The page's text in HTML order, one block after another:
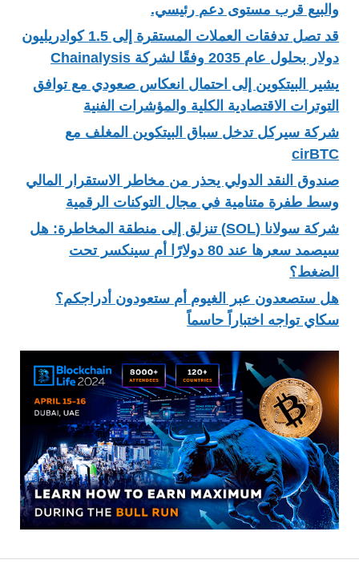
والبيع قرب مستوى دعم رئيسي.
قد تصل تدفقات العملات المستقرة إلى 1.5 كوادريليون
دولار بحلول عام 2035 وفقًا لشركة Chainalysis
يشير البيتكوين إلى احتمال انعكاس صعودي مع توافق
التوترات الاقتصادية الكلية والمؤشرات الفنية
شركة سيركل تدخل سباق البيتكوين المغلف مع
cirBTC
صندوق النقد الدولي يحذر من مخاطر الاستقرار المالي
وسط طفرة متنامية في مجال التوكنات الرقمية
شركة سولانا (SOL) تنزلق إلى منطقة المخاطرة: هل
سيصمد سعرها عند 80 دولارًا أم سينكسر تحت
الضغط؟
هل ستصعدون عبر الغيوم أم ستعودون أدراجكم؟
سكاي تواجه اختباراً حاسماً